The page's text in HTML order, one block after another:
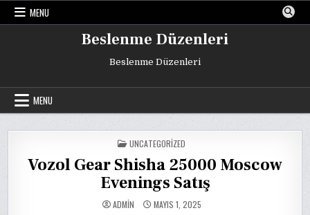
Skip
MENU
Beslenme Düzenleri
Beslenme Düzenleri
MENU
POSTED
IN
UNCATEGORIZED
Vozol Gear Shisha 25000 Moscow
Evenings Satış
ADMIN MAYIS 1, 2025